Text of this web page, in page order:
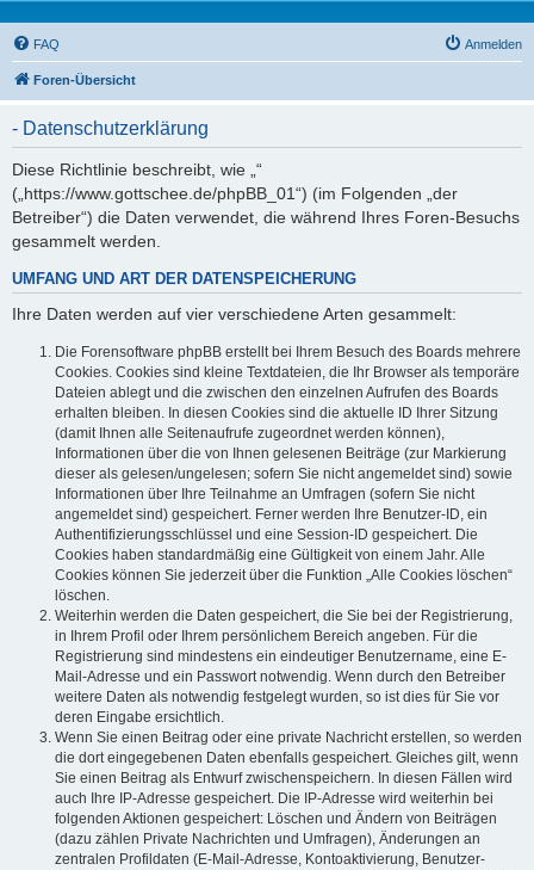
FAQ Anmelden
Foren-Übersicht
- Datenschutzerklärung
Diese Richtlinie beschreibt, wie „“
(„https://www.gottschee.de/phpBB_01“) (im Folgenden „der
Betreiber“) die Daten verwendet, die während Ihres Foren-Besuchs
gesammelt werden.
UMFANG UND ART DER DATENSPEICHERUNG
Ihre Daten werden auf vier verschiedene Arten gesammelt:
Die Forensoftware phpBB erstellt bei Ihrem Besuch des Boards mehrere
Cookies. Cookies sind kleine Textdateien, die Ihr Browser als temporäre
Dateien ablegt und die zwischen den einzelnen Aufrufen des Boards
erhalten bleiben. In diesen Cookies sind die aktuelle ID Ihrer Sitzung
(damit Ihnen alle Seitenaufrufe zugeordnet werden können),
Informationen über die von Ihnen gelesenen Beiträge (zur Markierung
dieser als gelesen/ungelesen; sofern Sie nicht angemeldet sind) sowie
Informationen über Ihre Teilnahme an Umfragen (sofern Sie nicht
angemeldet sind) gespeichert. Ferner werden Ihre Benutzer-ID, ein
Authentifizierungsschlüssel und eine Session-ID gespeichert. Die
Cookies haben standardmäßig eine Gültigkeit von einem Jahr. Alle
Cookies können Sie jederzeit über die Funktion „Alle Cookies löschen“
löschen.
Weiterhin werden die Daten gespeichert, die Sie bei der Registrierung,
in Ihrem Profil oder Ihrem persönlichem Bereich angeben. Für die
Registrierung sind mindestens ein eindeutiger Benutzername, eine E-
Mail-Adresse und ein Passwort notwendig. Wenn durch den Betreiber
weitere Daten als notwendig festgelegt wurden, so ist dies für Sie vor
deren Eingabe ersichtlich.
Wenn Sie einen Beitrag oder eine private Nachricht erstellen, so werden
die dort eingegebenen Daten ebenfalls gespeichert. Gleiches gilt, wenn
Sie einen Beitrag als Entwurf zwischenspeichern. In diesen Fällen wird
auch Ihre IP-Adresse gespeichert. Die IP-Adresse wird weiterhin bei
folgenden Aktionen gespeichert: Löschen und Ändern von Beiträgen
(dazu zählen Private Nachrichten und Umfragen), Änderungen an
zentralen Profildaten (E-Mail-Adresse, Kontoaktivierung, Benutzer-